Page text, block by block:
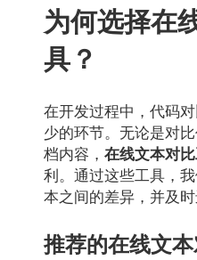
为何选择在
具？
在开发过程中，代码
少的环节。无论是对
档内容， 在线文本对
利。通过这些工具，
本之间的差异，并及时
推荐的在线文